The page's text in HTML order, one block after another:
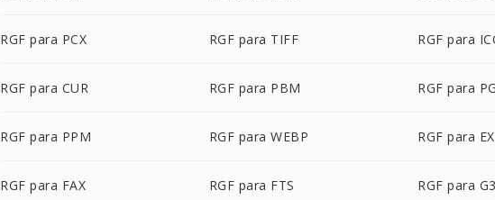
RGF para PCX RGF para TIFF RGF para
RGF para CUR RGF para PBM RGF para
RGF para PPM RGF para WEBP RGF para
RGF para FAX RGF para FTS RGF para